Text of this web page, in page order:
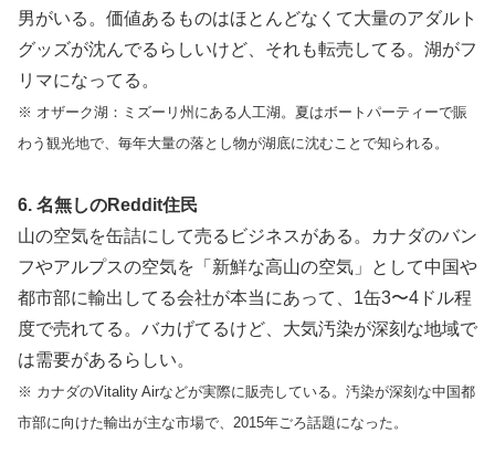
男がいる。価値あるものはほとんどなくて大量のアダルト
グッズが沈んでるらしいけど、それも転売してる。湖がフ
リマになってる。
※ オザーク湖：ミズーリ州にある人工湖。夏はボートパーティーで賑
わう観光地で、毎年大量の落とし物が湖底に沈むことで知られる。
6. 名無しのReddit住民
山の空気を缶詰にして売るビジネスがある。カナダのバン
フやアルプスの空気を「新鮮な高山の空気」として中国や
都市部に輸出してる会社が本当にあって、1缶3〜4ドル程
度で売れてる。バカげてるけど、大気汚染が深刻な地域で
は需要があるらしい。
※ カナダのVitality Airなどが実際に販売している。汚染が深刻な中国都
市部に向けた輸出が主な市場で、2015年ごろ話題になった。